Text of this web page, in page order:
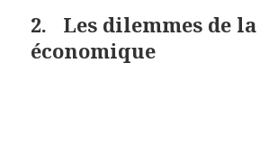
2. Les dilemmes de
économique